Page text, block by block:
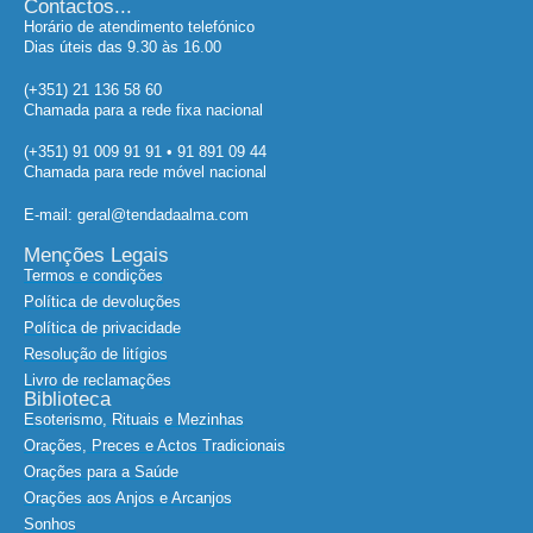
Horário de atendimento telefónico
Dias úteis das 9.30 às 16.00
(+351) 21 136 58 60
Chamada para a rede fixa nacional
(+351) 91 009 91 91 • 91 891 09 44
Chamada para rede móvel nacional
E-mail: geral@tendadaalma.com
Menções Legais
Termos e condições
Política de devoluções
Política de privacidade
Resolução de litígios
Livro de reclamações
Biblioteca
Esoterismo, Rituais e Mezinhas
Orações, Preces e Actos Tradicionais
Orações para a Saúde
Orações aos Anjos e Arcanjos
Sonhos